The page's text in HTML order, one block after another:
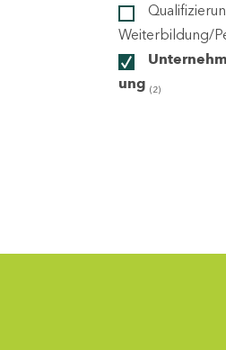
Weiterbildung/
ung (2)